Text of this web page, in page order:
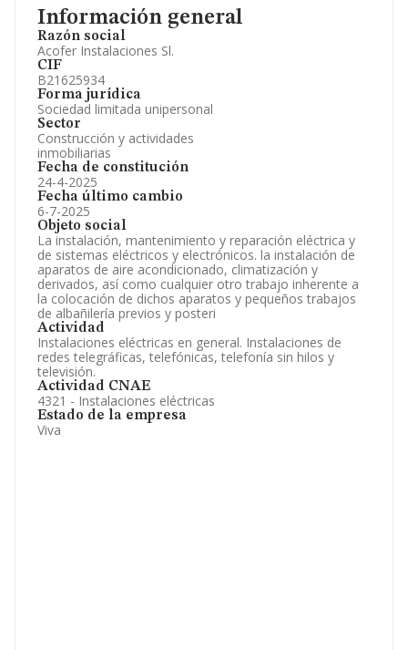
Información general
Razón social
Acofer Instalaciones Sl.
CIF
B21625934
Forma jurídica
Sociedad limitada unipersonal
Sector
Construcción y actividades
inmobiliarias
Fecha de constitución
24-4-2025
Fecha último cambio
6-7-2025
Objeto social
La instalación, mantenimiento y reparación eléctrica y
de sistemas eléctricos y electrónicos. la instalación de
aparatos de aire acondicionado, climatización y
derivados, así como cualquier otro trabajo inherente a
la colocación de dichos aparatos y pequeños trabajos
de albañilería previos y posteri
Actividad
Instalaciones eléctricas en general. Instalaciones de
redes telegráficas, telefónicas, telefonía sin hilos y
televisión.
Actividad CNAE
4321 - Instalaciones eléctricas
Estado de la empresa
Viva
Información oficial y registral complementaria.